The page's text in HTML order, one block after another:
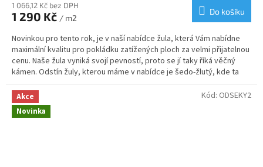
1 066,12 Kč bez DPH
1 290 Kč / m2
Do košíku
Novinkou pro tento rok, je v naší nabídce žula, která Vám nabídne
maximální kvalitu pro pokládku zatížených ploch za velmi přijatelnou
cenu. Naše žula vyniká svojí pevností, proto se jí taky říká věčný
kámen. Odstín žuly, kterou máme v nabídce je šedo-žlutý, kde ta
žlutá je zastoupená v poměru 50:50, díky kterému Vám vznikne
krásná mozaika.
Svoje využití najde žulová kostka od nás na
příjezdových cestách, cestičkách, garážových stání nebo v zahradní
architektuře.
Akce
Novinka
Kód: ODSEKY2